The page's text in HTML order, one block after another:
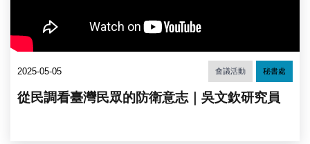
2025-05-05 會議活動 秘書處
從民調看臺灣民眾的防衛意志｜吳文欽研究員